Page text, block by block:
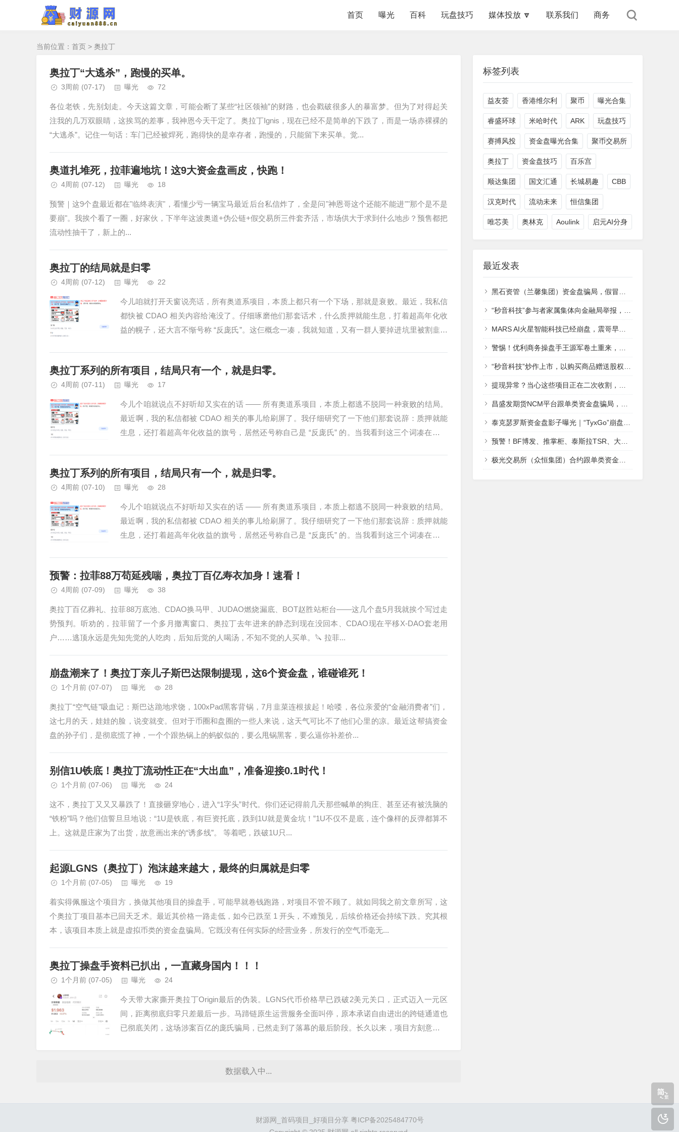
首页 曝光 百科 玩盘技巧 媒体投放 🔽 联系我们 商务
当前位置： 首页 > 奥拉丁
奥拉丁“大逃杀”，跑慢的买单。
3周前 (07-17) 曝光 72
各位老铁，先别划走。今天这篇文章，可能会断了某些“社区领袖”的财路，也会戳破很多人的暴富梦。但为了对得起关
注我的几万双眼睛，这挨骂的差事，我神恩今天干定了。奥拉丁Ignis，现在已经不是简单的下跌了，而是一场赤裸裸的
“大逃杀”。记住一句话：车门已经被焊死，跑得快的是幸存者，跑慢的，只能留下来买单。觉...
奥道扎堆死，拉菲遍地坑！这9大资金盘画皮，快跑！
4周前 (07-12) 曝光 18
预警｜这9个盘最近都在"临终表演"，看懂少亏一辆宝马最近后台私信炸了，全是问"神恩哥这个还能不能进""那个是不是
要崩"。我挨个看了一圈，好家伙，下半年这波奥道+伪公链+假交易所三件套齐活，市场供大于求到什么地步？预售都把
流动性抽干了，新上的...
奥拉丁的结局就是归零
4周前 (07-12) 曝光 22
今儿咱就打开天窗说亮话，所有奥道系项目，本质上都只有一个下场，那就是衰败。最近，我私信
都快被 CDAO 相关内容给淹没了。仔细琢磨他们那套话术，什么质押就能生息，打着超高年化收
益的幌子，还大言不惭号称 “反庞氏”。这仨概念一凑，我就知道，又有一群人要掉进坑里被割韭菜
奥拉丁系列的所有项目，结局只有一个，就是归零。
4周前 (07-11) 曝光 17
今儿个咱就说点不好听却又实在的话 —— 所有奥道系项目，本质上都逃不脱同一种衰败的结局。
最近啊，我的私信都被 CDAO 相关的事儿给刷屏了。我仔细研究了一下他们那套说辞：质押就能
生息，还打着超高年化收益的旗号，居然还号称自己是 “反庞氏” 的。当我看到这三个词凑在一块
奥拉丁系列的所有项目，结局只有一个，就是归零。
4周前 (07-10) 曝光 28
今儿个咱就说点不好听却又实在的话 —— 所有奥道系项目，本质上都逃不脱同一种衰败的结局。
最近啊，我的私信都被 CDAO 相关的事儿给刷屏了。我仔细研究了一下他们那套说辞：质押就能
生息，还打着超高年化收益的旗号，居然还号称自己是 “反庞氏” 的。当我看到这三个词凑在一块
预警：拉菲88万苟延残喘，奥拉丁百亿寿衣加身！速看！
4周前 (07-09) 曝光 38
奥拉丁百亿葬礼、拉菲88万底池、CDAO换马甲、JUDAO燃烧漏底、BOT赵胜站柜台——这几个盘5月我就挨个写过走
势预判。听劝的，拉菲留了一个多月撤离窗口、奥拉丁去年进来的静态到现在没回本、CDAO现在平移X-DAO套老用
户……逃顶永远是先知先觉的人吃肉，后知后觉的人喝汤，不知不觉的人买单。🔪 拉菲...
崩盘潮来了！奥拉丁亲儿子斯巴达限制提现，这6个资金盘，谁碰谁死！
1个月前 (07-07) 曝光 28
奥拉丁“空气链”吸血记：斯巴达跪地求饶，100xPad黑客背锅，7月韭菜连根拔起！哈喽，各位亲爱的“金融消费者”们，
这七月的天，娃娃的脸，说变就变。但对于币圈和盘圈的一些人来说，这天气可比不了他们心里的凉。最近这帮搞资金
盘的孙子们，是彻底慌了神，一个个跟热锅上的蚂蚁似的，要么甩锅黑客，要么逼你补差价...
别信1U铁底！奥拉丁流动性正在“大出血”，准备迎接0.1时代！
1个月前 (07-06) 曝光 24
这不，奥拉丁又又又暴跌了！直接砸穿地心，进入“1字头”时代。你们还记得前几天那些喊单的狗庄、甚至还有被洗脑的
“铁粉”吗？他们信誓旦旦地说：“1U是铁底，有巨资托底，跌到1U就是黄金坑！”1U不仅不是底，连个像样的反弹都算不
上。这就是庄家为了出货，故意画出来的“诱多线”。 等着吧，跌破1U只...
起源LGNS（奥拉丁）泡沫越来越大，最终的归属就是归零
1个月前 (07-05) 曝光 19
着实得佩服这个项目方，换做其他项目的操盘手，可能早就卷钱跑路，对项目不管不顾了。就如同我之前文章所写，这
个奥拉丁项目基本已回天乏术。最近其价格一路走低，如今已跌至 1 开头，不难预见，后续价格还会持续下跌。究其根
本，该项目本质上就是虚拟币类的资金盘骗局。它既没有任何实际的经营业务，所发行的空气币毫无...
奥拉丁操盘手资料已扒出，一直藏身国内！！！
1个月前 (07-05) 曝光 24
今天带大家撕开奥拉丁Origin最后的伪装。LGNS代币价格早已跌破2美元关口，正式迈入一元区
间，距离彻底归零只差最后一步。马蹄链原生运营服务全面叫停，原本承诺自由进出的跨链通道也
已彻底关闭，这场涉案百亿的庞氏骗局，已然走到了落幕的最后阶段。长久以来，项目方刻意营造
数据载入中...
标签列表
益友荟 香港维尔利 聚币 曝光合集
睿盛环球 米哈时代 ARK 玩盘技巧
赛搏风投 资金盘曝光合集 聚币交易所
奥拉丁 资金盘技巧 百乐宫
顺达集团 国文汇通 长城易趣 CBB
汉克时代 流动未来 恒信集团
唯芯美 奥林克 Aoulink 启元AI分身
最近发表
黑石资管（兰馨集团）资金盘骗局，假冒正规公司，即将崩盘
“秒音科技”参与者家属集体向金融局举报，湖北竹溪县早在去年8月就发布风险提示远离“秒音”！
MARS AI火星智能科技已经崩盘，震哥早已曝光！
警惕！优利商务操盘手王源军卷土重来，新盘 “昇升能源” 再启收割骗局！！
“秒音科技”炒作上市，以购买商品赠送股权的方式集资，存在违规嫌疑，一会员家属已报案！
提现异常？当心这些项目正在二次收割，速查！遇到这些话术都是新陷阱，别踩！
昌盛发期货NCM平台跟单类资金盘骗局，操盘手林福胜，柬埔寨的杀猪盘，多个团队被单割，即将崩盘跑路！—昊天评盘界
泰克瑟罗斯资金盘影子曝光｜“TyxGo”崩盘后续，细节曝光……
预警！BF博发、推掌柜、泰斯拉TSR、大吉公社、合众远景、油保通、改革先锋、welad智还、万华智汇、普徕仕、有鱼生活、益和联 2025-12-15 分类：金融骗局 阅读(24)
极光交易所（众恒集团）合约跟单类资金盘骗局，这次操盘手改名程昊，已经开始单割，柬埔寨杀猪盘，高度预警，马上崩盘跑路！—昊天评盘界
财源网_首码项目_好项目分享 粤ICP备2025484770号